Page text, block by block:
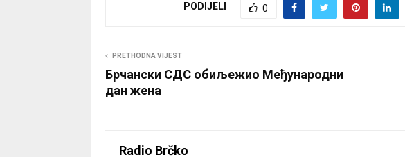
PODIJELI 0
PRETHODNA VIJEST
Брчански СДС обиљежио Међународни
дан жена
Radio Brčko